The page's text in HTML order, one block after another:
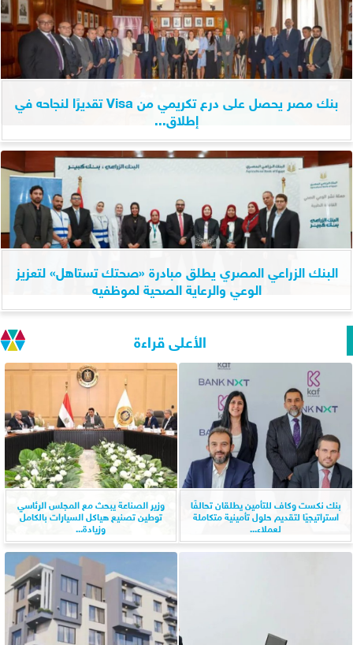
بنك مصر يحصل على درع تكريمي من Visa تقديرًا لنجاحه في
إطلاق...
البنك الزراعي المصري يطلق مبادرة «صحتك تستاهل» لتعزيز
الوعي والرعاية الصحية لموظفيه
الأعلى قراءة
بنك نكست وكاف للتأمين يطلقان تحالفًا
استراتيجيًا لتقديم حلول تأمينية متكاملة
لعملاء...
وزير الصناعة يبحث مع المجلس الرئاسي
توطين تصنيع هياكل السيارات بالكامل
وزيادة...